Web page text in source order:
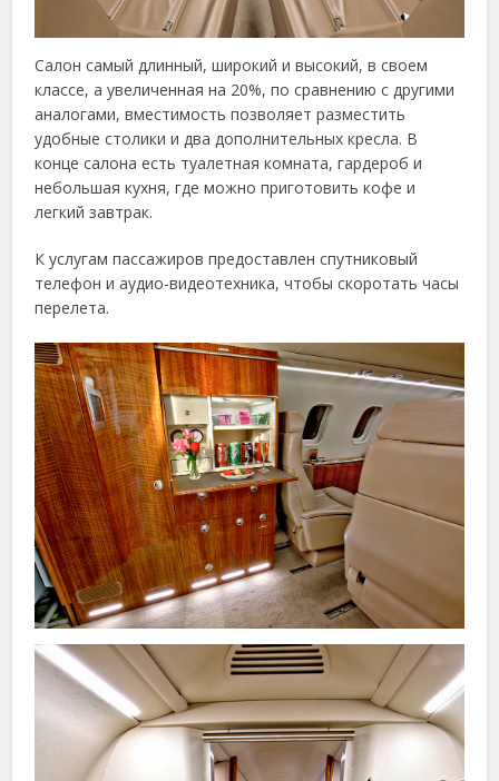
Салон самый длинный, широкий и высокий, в своем
классе, а увеличенная на 20%, по сравнению с другими
аналогами, вместимость позволяет разместить
удобные столики и два дополнительных кресла. В
конце салона есть туалетная комната, гардероб и
небольшая кухня, где можно приготовить кофе и
легкий завтрак.
К услугам пассажиров предоставлен спутниковый
телефон и аудио-видеотехника, чтобы скоротать часы
перелета.